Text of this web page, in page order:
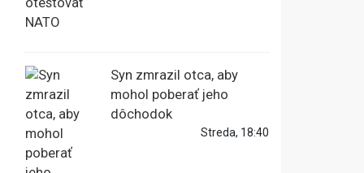
Syn zmrazil otca, aby
mohol poberať jeho
dôchodok
Streda, 18:40